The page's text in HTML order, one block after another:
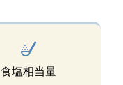
食塩相当量